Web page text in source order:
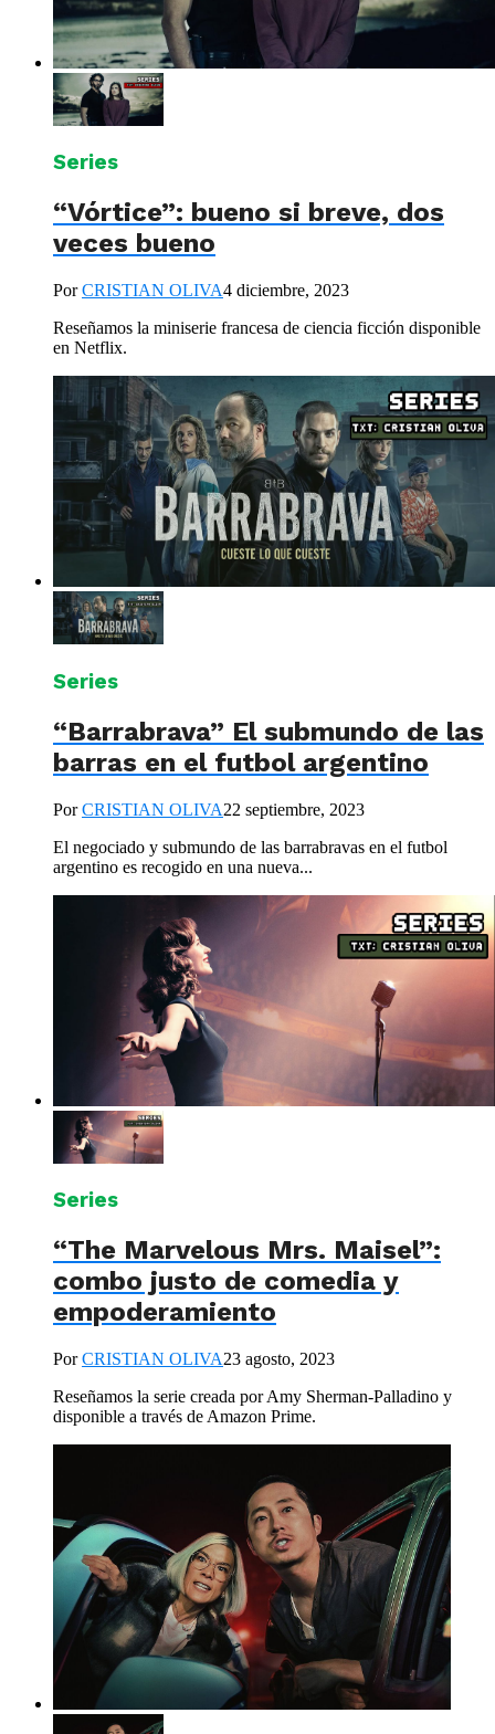
Series
“Vórtice”: bueno si breve, dos
veces bueno
PorCRISTIAN OLIVA4 diciembre, 2023
Reseñamos la miniserie francesa de ciencia ficción disponible
en Netflix.
Series
“Barrabrava” El submundo de las
barras en el futbol argentino
PorCRISTIAN OLIVA22 septiembre, 2023
El negociado y submundo de las barrabravas en el futbol
argentino es recogido en una nueva...
Series
“The Marvelous Mrs. Maisel”:
combo justo de comedia y
empoderamiento
PorCRISTIAN OLIVA23 agosto, 2023
Reseñamos la serie creada por Amy Sherman-Palladino y
disponible a través de Amazon Prime.